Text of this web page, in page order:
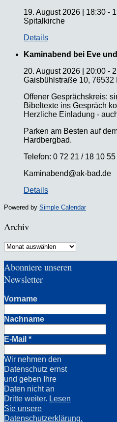
19. August 2026
18:30 -
Spitalkirche
Details
Kaminabend bei Eve
20. August 2026
20:00 -
Gaisbühlstraße 10,
Offener Gesprächskreis:
Bibeltexte ins Gespräch
Herzliche Einladung -
Parken am Besten auf
Hardbergbad.
Telefon: 0 72 21 / 18 10 55
Kaminabend@ak-bad.de
Details
Powered by Simple Calendar
Archiv
Archiv
Abonniere unseren
Newsletter
Vorname
Nachname
E-Mail *
Wir nehmen den
Datenschutz ernst
und geben Ihre
Daten nicht an
Dritte weiter. Lesen
Sie unsere
Datenschutzerklärung.